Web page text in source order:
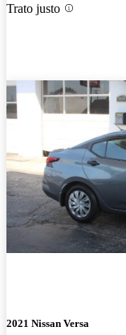
Trato justo
2021 Nissan Versa